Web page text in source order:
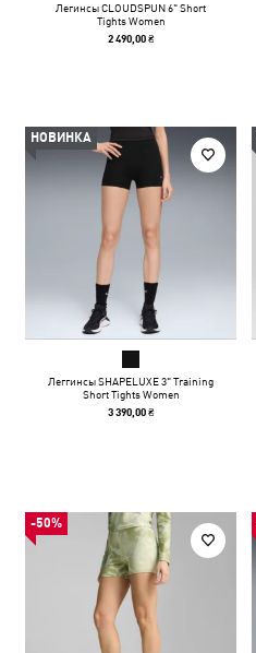
Легинсы CLOUDSPUN 6" Short
Tights Women
2 490,00 ₴
НОВИНКА
Леггинсы SHAPELUXE 3" Training
Short Tights Women
3 390,00 ₴
-50%